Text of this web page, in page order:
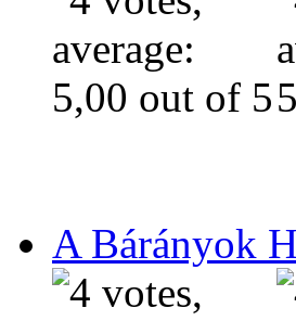
A Bárányok